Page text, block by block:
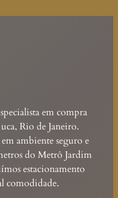
em compra
Rio de Janeiro.
ambiente seguro e
do Metrô Jardim
estacionamento
comodidade.